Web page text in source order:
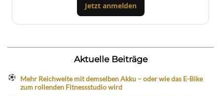
Jetzt anmelden
Aktuelle Beiträge
Mehr Reichweite mit demselben Akku – oder wie das E-Bike
zum rollenden Fitnessstudio wird